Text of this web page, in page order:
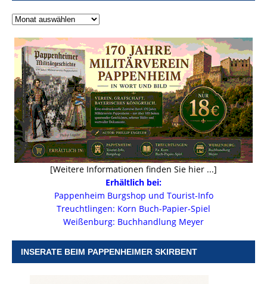
[Weitere Informationen finden Sie hier ...]
Erhältlich bei:
Pappenheim Burgshop und Tourist-Info
Treuchtlingen: Korn Buch-Papier-Spiel
Weißenburg: Buchhandlung Meyer
INSERATE BEIM PAPPENHEIMER SKIRBENT